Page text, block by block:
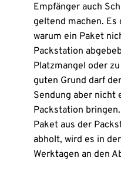
Empfänger auch
geltend machen. Es
warum ein Paket
Packstation
Platzmangel oder
guten Grund darf
Sendung aber nicht
Packstation
Paket aus der
abholt, wird es in
Werktagen an den